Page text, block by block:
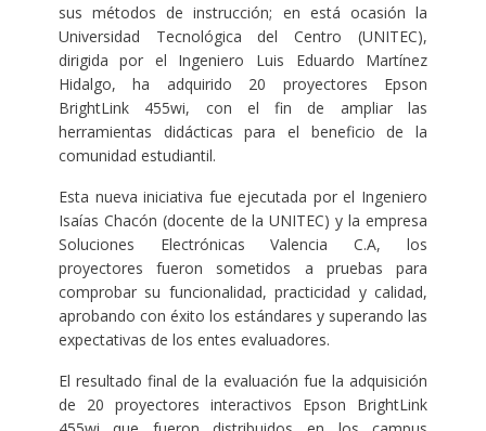
sus métodos de instrucción; en está ocasión la
Universidad Tecnológica del Centro (UNITEC),
dirigida por el Ingeniero Luis Eduardo Martínez
Hidalgo, ha adquirido 20 proyectores Epson
BrightLink 455wi, con el fin de ampliar las
herramientas didácticas para el beneficio de la
comunidad estudiantil.
Esta nueva iniciativa fue ejecutada por el Ingeniero
Isaías Chacón (docente de la UNITEC) y la empresa
Soluciones Electrónicas Valencia C.A, los
proyectores fueron sometidos a pruebas para
comprobar su funcionalidad, practicidad y calidad,
aprobando con éxito los estándares y superando las
expectativas de los entes evaluadores.
El resultado final de la evaluación fue la adquisición
de 20 proyectores interactivos Epson BrightLink